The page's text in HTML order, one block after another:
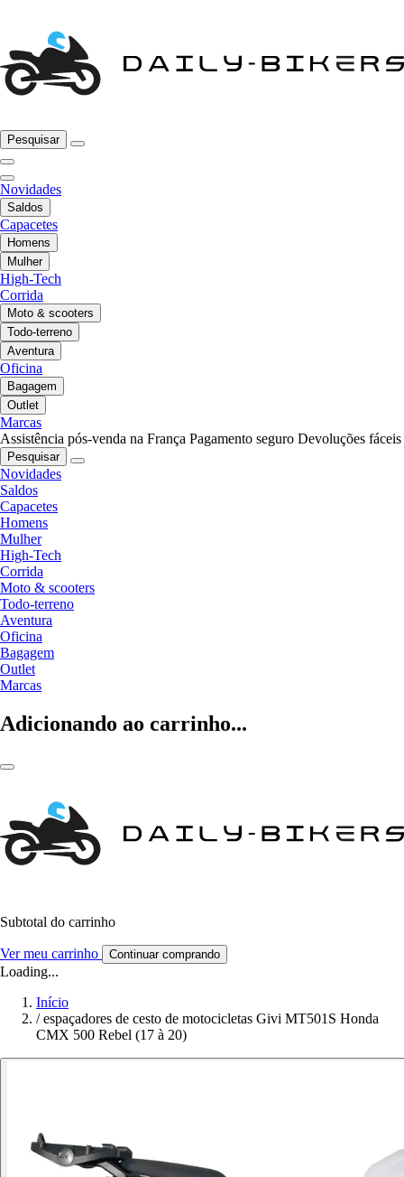
Pesquisar
Novidades
Saldos
Capacetes
Homens
Mulher
High-Tech
Corrida
Moto & scooters
Todo-terreno
Aventura
Oficina
Bagagem
Outlet
Marcas
Assistência pós-venda na França Pagamento seguro Devoluções fáceis
Pesquisar
Novidades
Saldos
Capacetes
Homens
Mulher
High-Tech
Corrida
Moto & scooters
Todo-terreno
Aventura
Oficina
Bagagem
Outlet
Marcas
Adicionando ao carrinho...
Subtotal do carrinho
Ver meu carrinho Continuar comprando
Loading...
Início
/ espaçadores de cesto de motocicletas Givi MT501S Honda
CMX 500 Rebel (17 à 20)